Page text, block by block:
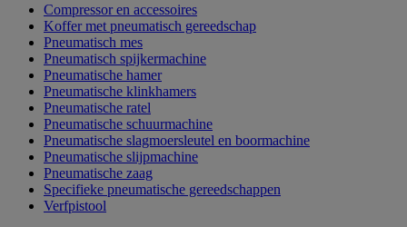
Compressor en accessoires
Koffer met pneumatisch gereedschap
Pneumatisch mes
Pneumatisch spijkermachine
Pneumatische hamer
Pneumatische klinkhamers
Pneumatische ratel
Pneumatische schuurmachine
Pneumatische slagmoersleutel en boormachine
Pneumatische slijpmachine
Pneumatische zaag
Specifieke pneumatische gereedschappen
Verfpistool